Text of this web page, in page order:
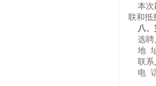
本次
联和抵
八、
选聘
地 址
联系
电 话